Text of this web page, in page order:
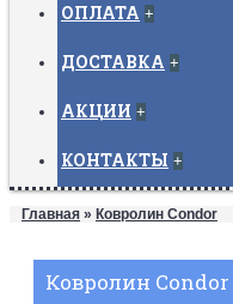
ОПЛАТА +
ДОСТАВКА +
АКЦИИ +
КОНТАКТЫ +
Главная » Ковролин Condor
Ковролин Condor